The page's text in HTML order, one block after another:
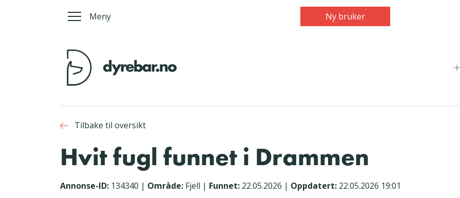
Meny Ny bruker
Tilbake til oversikt
Hvit fugl funnet i Drammen
Annonse-ID: 134340 | Område: Fjell | Funnet: 22.05.2026 | Oppdatert: 22.05.2026 19:01